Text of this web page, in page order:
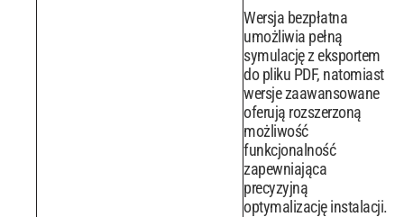
Wersja bezpłatna
umożliwia pełną
symulację z eksportem
do pliku PDF, natomiast
wersje zaawansowane
oferują rozszerzoną
możliwość
funkcjonalność
zapewniająca
precyzyjną
optymalizację instalacji.